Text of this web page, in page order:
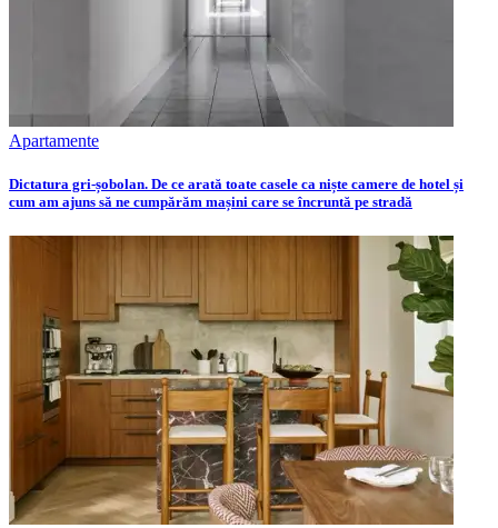
Apartamente
Dictatura gri-șobolan. De ce arată toate casele ca niște camere de hotel și
cum am ajuns să ne cumpărăm mașini care se încruntă pe stradă